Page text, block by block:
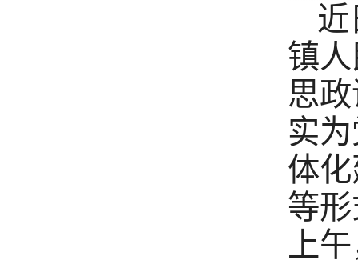
镇
思
实
体
等
上